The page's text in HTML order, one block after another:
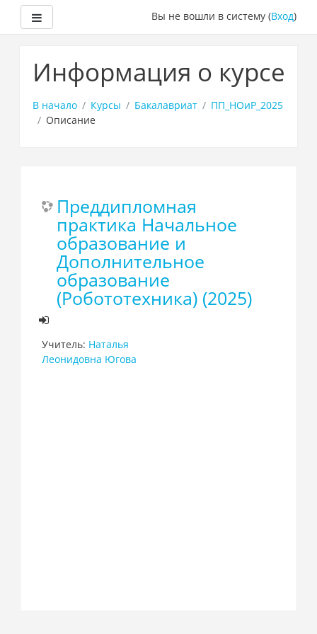
основному
Вы не вошли в систему (Вход)
Информация о курсе
В начало Курсы Бакалавриат
ПП_НОиР_2025
Описание
Преддипломная
практика Начальное
образование и
Дополнительное
образование
(Робототехника) (2025)
Учитель: Наталья
Леонидовна Югова